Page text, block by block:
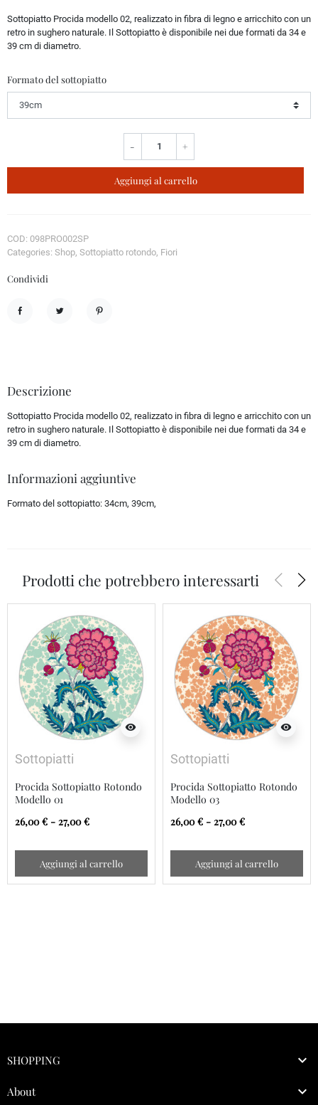
Sottopiatto Procida modello 02, realizzato in fibra di legno e arricchito con un
retro in sughero naturale. Il Sottopiatto è disponibile nei due formati da 34 e
39 cm di diametro.
Formato del sottopiatto
- +
Aggiungi al carrello
COD: 098PRO002SP
Categories: Shop, Sottopiatto rotondo, Fiori
Condividi
Descrizione
Sottopiatto Procida modello 02, realizzato in fibra di legno e arricchito con un
retro in sughero naturale. Il Sottopiatto è disponibile nei due formati da 34 e
39 cm di diametro.
Informazioni aggiuntive
Formato del sottopiatto: 34cm, 39cm,
Prodotti che potrebbero interessarti arrow_back_ios arrow_forward_ios
visibility
Sottopiatti
Procida Sottopiatto Rotondo
Modello 01
26,00 € - 27,00 €
Aggiungi al carrello
visibility
Sottopiatti
Procida Sottopiatto Rotondo
Modello 03
26,00 € - 27,00 €
Aggiungi al carrello
SHOPPING 
About 